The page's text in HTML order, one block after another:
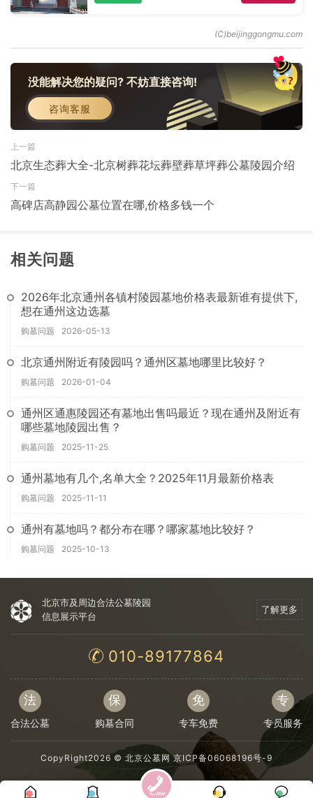
没能解决您的疑问? 不妨直接咨询!
咨询客服
上一篇
北京生态葬大全-北京树葬花坛葬壁葬草坪葬公墓陵园介绍
下一篇
高碑店高静园公墓位置在哪,价格多钱一个
相关问题
2026年北京通州各镇村陵园墓地价格表最新谁有提供下,
想在通州这边选墓
购墓问题 2026-05-13
北京通州附近有陵园吗？通州区墓地哪里比较好？
购墓问题 2026-01-04
通州区通惠陵园还有墓地出售吗最近？现在通州及附近有
哪些墓地陵园出售？
购墓问题 2025-11-25
通州墓地有几个,名单大全？2025年11月最新价格表
购墓问题 2025-11-11
通州有墓地吗？都分布在哪？哪家墓地比较好？
购墓问题 2025-10-13
北京市及周边合法公墓陵园
信息展示平台
了解更多
010-89177864
法
合法公墓
保
购墓合同
免
专车免费
专
专员服务
CopyRight2026 © 北京公墓网 京ICP备06068196号-9